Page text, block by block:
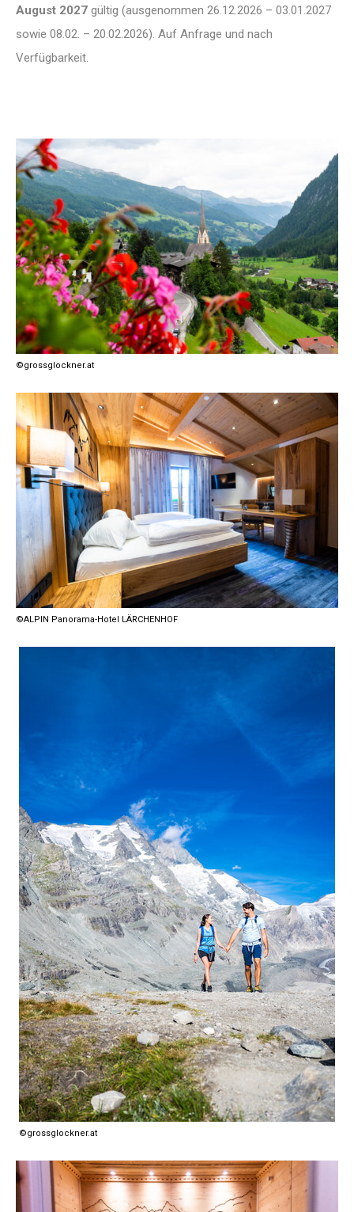
August 2027 gültig (ausgenommen 26.12.2026 – 03.01.2027
sowie 08.02. – 20.02.2026). Auf Anfrage und nach
Verfügbarkeit.
©grossglockner.at
©ALPIN Panorama-Hotel LÄRCHENHOF
©grossglockner.at